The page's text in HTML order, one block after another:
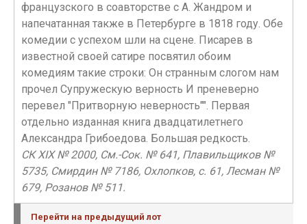
французского в соавторстве с А. Жандром и
напечатанная также в Петербурге в 1818 году. Обе
комедии с успехом шли на сцене. Писарев в
известной своей сатире посвятил обоим
комедиям такие строки: Он странным слогом нам
прочел Супружескую верность И преневерно
перевел "Притворную неверность"". Первая
отдельно изданная книга двадцатилетнего
Александра Грибоедова. Большая редкость.
CК XIX № 2000, См.-Сок. № 641, Плавильщиков №
5735, Смирдин № 7186, Охлопков, с. 61, Лесман №
679, Розанов № 511.
Перейти на предыдущий лот